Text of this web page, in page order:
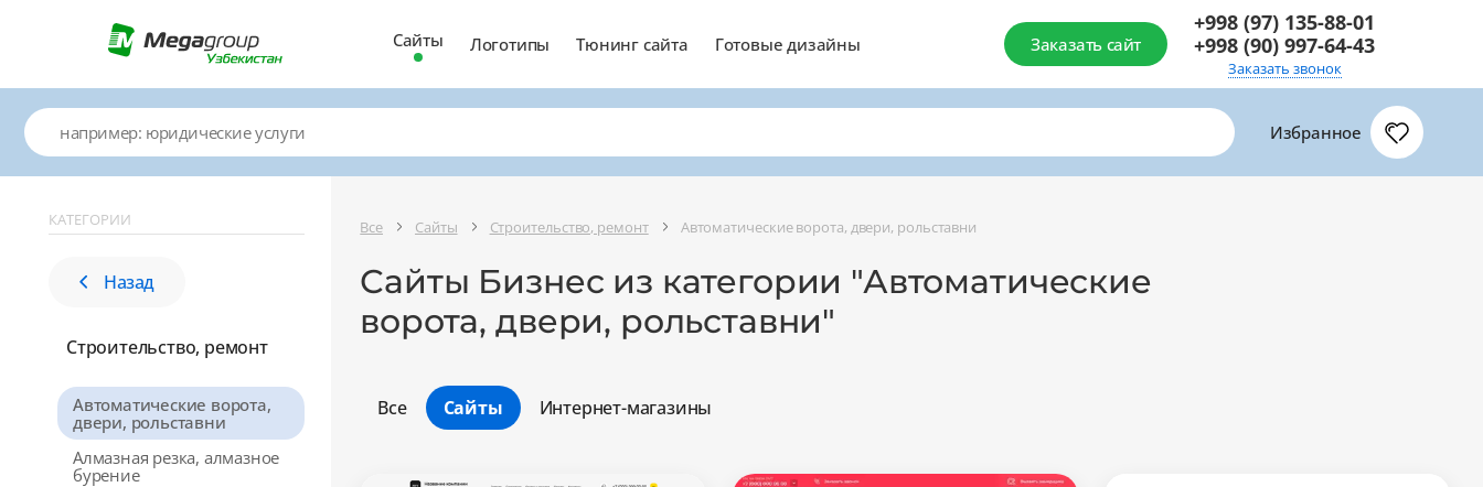
Сайты Логотипы Тюнинг сайта Готовые дизайны Заказать сайт
+998 (97) 135-88-01
+998 (90) 997-64-43
Заказать звонок
Избранное
КАТЕГОРИИ
Назад
Строительство, ремонт
Автоматические ворота,
двери, рольставни
Алмазная резка, алмазное
бурение
Все Сайты Строительство, ремонт Автоматические ворота, двери, рольставни
Сайты Бизнес из категории "Автоматические
ворота, двери, рольставни"
Все Сайты Интернет-магазины